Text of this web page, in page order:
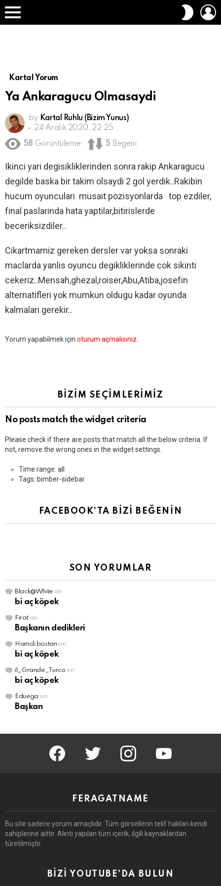
Menü
DIŞ
Kartal Yorum
Ya Ankaragucu Olmasaydi
by Kartal Ruhlu (Bizim Yunus)
24 Aralık 2020, 22:25
58 Görüntüleme 5 Begeni
Ikinci yari degisikliklerinden sonra rakip Ankaragucu
degilde baska bir takim olsaydi 2 gol yerdik..Rakibin
hucum oyunculari musait pozisyonlarda top ezdiler,
final paslarinda hata yaptilar,bitirislerde
beceriksizdiler..
Cikartmamiz gereken dersler var yoksa sonraki
maclarda yanlis oyuncu degikliklerinde cok sikinti
cekeriz..Mensah,ghezal,roiser,Abu,Atiba,josefin
alternatifleri yok mumkun oldugu kadar oyunda
kalmalari gerekir..
Bir
Yorum yapabilmek için oturum açmalısınız.
BİZİM SEÇİMLERİMİZ
No posts match the widget criteria
Please check if there are posts that match all the below criteria. If
not, remove the wrong ones in the widget settings.
Time range: all
Tags: bimber-sidebar
FACEBOOK’TA BİZİ BEĞENİN
SON YORUMLAR
Black@White on
bi aç köpek
Firaton
Başkanın dedikleri
Hamdi bostan on
bi aç köpek
il_Grande_Turco on
bi aç köpek
Eduega on
Başkan
facebook twitter instagram youtube
FERAGATNAME
Bu site sadece yorum amaçlıdır. Tüm görsellerin telif hakları kendi
sahiplerine aittir. Alıntı yapılan tüm içerik, ilgili kaynaklardan
türetilmiştir.
BİZİ YOUTUBE'DA BULUN